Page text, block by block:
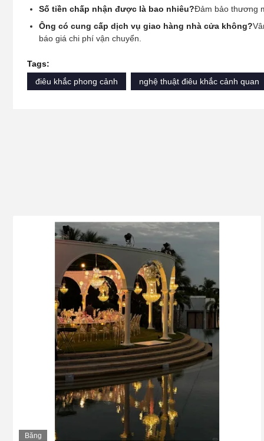
Số tiền chấp nhận được là bao nhiêu?Đảm bảo thương
Ông có cung cấp dịch vụ giao hàng nhà cửa không?
báo giá chi phí vận chuyển.
Tags:
điêu khắc phong cảnh
nghệ thuật điêu khắc cảnh quan
Băng